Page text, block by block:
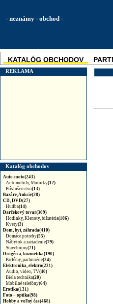
- neznámy - obchod -
KATALÓG OBCHODOV
SKUPINOVÉ ZĽAVY NOVINKA
REKLAMA
Katalóg obchodov
Auto-moto(243)
Automobily, Motorky(12)
Príslušenstvo(13)
Bazáre, Aukcie(28)
CD, DVD(27)
Hudba(14)
Darčekový tovar(309)
Hodinky, Klenoty, bižutéria(106)
Kvety(3)
Dom, byt, záhrada(410)
Domáce potreby(55)
Nábytok a zariadenie(79)
Stavebniny(71)
Drogéria, kozmetika(190)
Parfémy, parfumérie(24)
Elektronika, elektro(221)
Audio, video, TV(40)
Biela technika(20)
Mobilné telefóny(64)
Erotika(131)
Foto – optika(98)
Hobby a voľný čas(468)